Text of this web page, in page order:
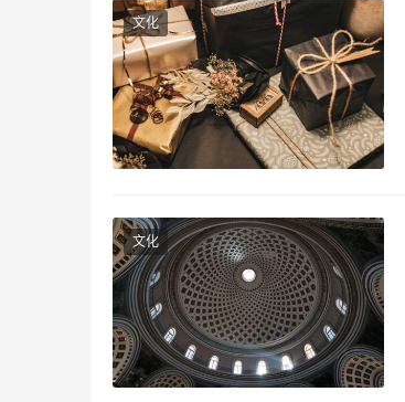
文化
文化